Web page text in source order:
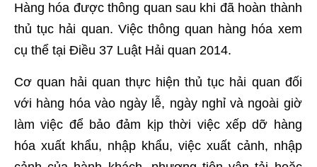
Hàng hóa được thông quan sau khi đã hoàn thành
thủ tục hải quan. Việc thông quan hàng hóa xem
cụ thể tại Điều 37 Luật Hải quan 2014.
Cơ quan hải quan thực hiện thủ tục hải quan đối
với hàng hóa vào ngày lễ, ngày nghỉ và ngoài giờ
làm việc để bảo đảm kịp thời việc xếp dỡ hàng
hóa xuất khẩu, nhập khẩu, việc xuất cảnh, nhập